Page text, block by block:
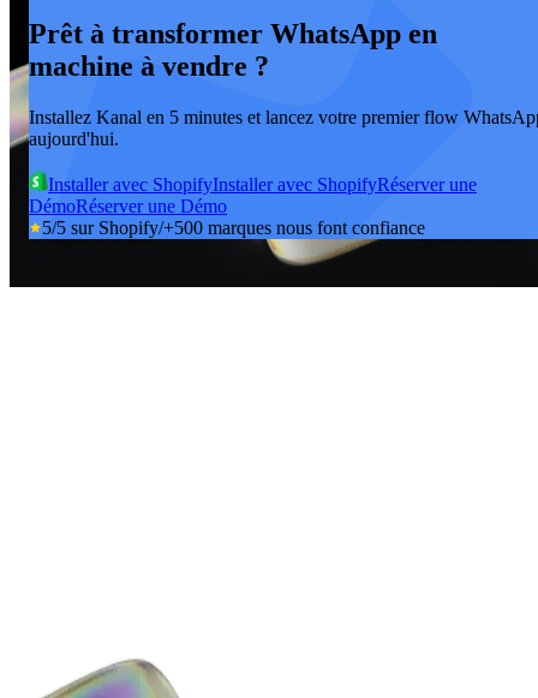
Prêt à transformer WhatsApp en
machine à vendre ?
Installez Kanal en 5 minutes et lancez votre premier flow
aujourd'hui.
Installer avec ShopifyInstaller avec ShopifyRéserver une
DémoRéserver une Démo
5/5 sur Shopify/+500 marques nous font confiance